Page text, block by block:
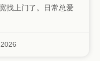
找上门了。日常总爱